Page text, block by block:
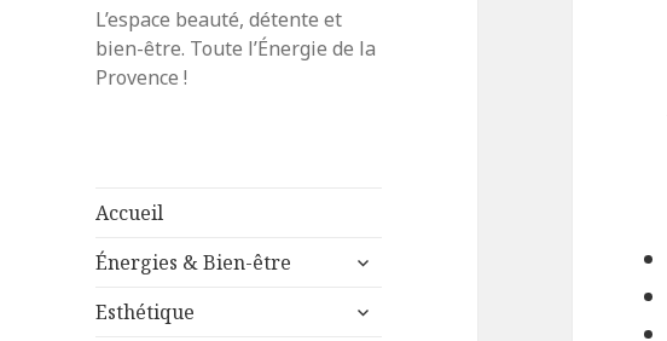
L’espace beauté, détente et
bien-être. Toute l’Énergie de la
Provence !
Accueil
Énergies & Bien-être
ouvrir
sous-
Esthétique
ouvrir